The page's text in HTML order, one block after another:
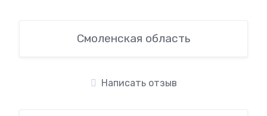
Смоленская область
Написать отзыв